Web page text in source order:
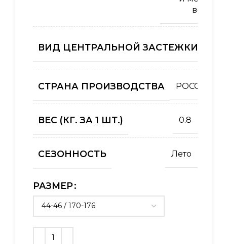
ВИД ЦЕНТРАЛЬНОЙ ЗАСТЕЖКИ
СТРАНА ПРОИЗВОДСТВА РОССИЯ
ВЕС (КГ. ЗА 1 ШТ.) 0.8
СЕЗОННОСТЬ Лето
РАЗМЕР